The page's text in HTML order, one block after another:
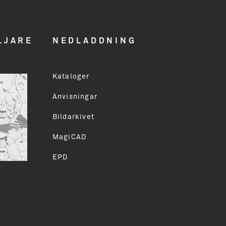
NEDLADDNING
Kataloger
Anvisningar
Bildarkivet
MagiCAD
EPD